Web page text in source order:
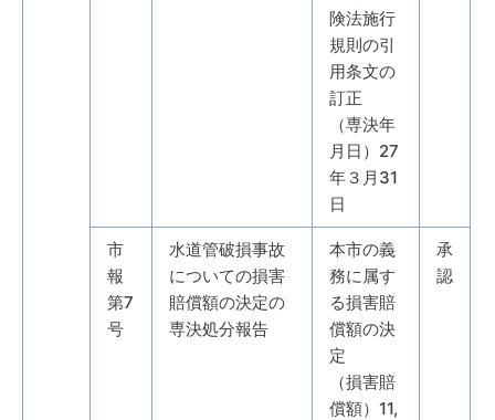
険法施行
規則の引
用条文の
訂正
（専決年
月日）27
年３月31
日
市
報
第7
号
水道管破損事故
についての損害
賠償額の決定の
専決処分報告
本市の義
務に属す
る損害賠
償額の決
定
（損害賠
償額）11,
承
認